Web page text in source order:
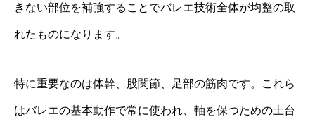
きない部位を補強することでバレエ技術全体が均整の取
れたものになります。
特に重要なのは体幹、股関節、足部の筋肉です。これら
はバレエの基本動作で常に使われ、軸を保つための土台